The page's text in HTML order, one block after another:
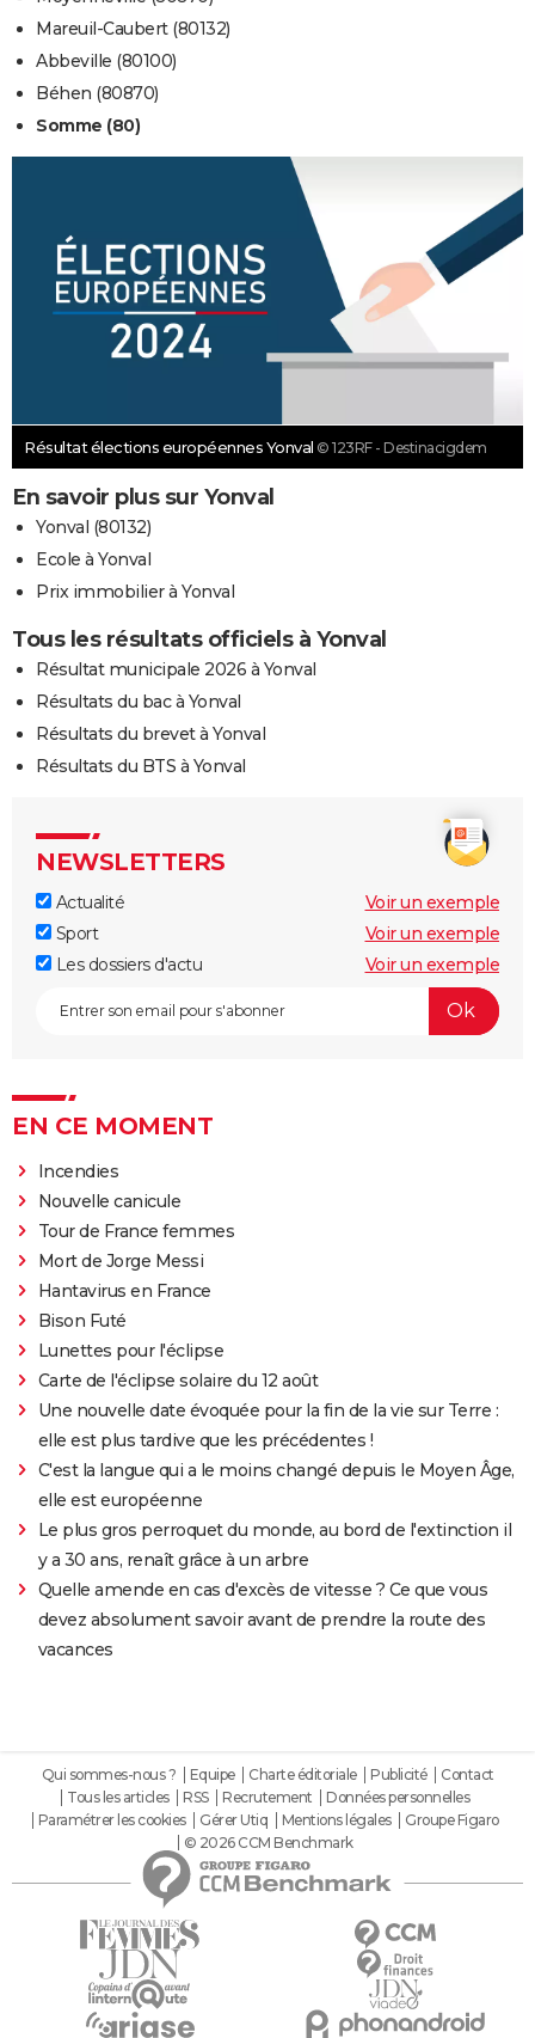
Mareuil-Caubert (80132)
Abbeville (80100)
Béhen (80870)
Somme (80)
Résultat élections européennes Yonval © 123RF - Destinacigdem
En savoir plus sur Yonval
Yonval (80132)
Ecole à Yonval
Prix immobilier à Yonval
Tous les résultats officiels à Yonval
Résultat municipale 2026 à Yonval
Résultats du bac à Yonval
Résultats du brevet à Yonval
Résultats du BTS à Yonval
NEWSLETTERS
Actualité
Voir un exemple
Sport
Voir un exemple
Les dossiers d'actu
Voir un exemple
EN CE MOMENT
Incendies
Nouvelle canicule
Tour de France femmes
Mort de Jorge Messi
Hantavirus en France
Bison Futé
Lunettes pour l'éclipse
Carte de l'éclipse solaire du 12 août
Une nouvelle date évoquée pour la fin de la vie sur Terre :
elle est plus tardive que les précédentes !
C'est la langue qui a le moins changé depuis le Moyen Âge,
elle est européenne
Le plus gros perroquet du monde, au bord de l'extinction il
y a 30 ans, renaît grâce à un arbre
Quelle amende en cas d'excès de vitesse ? Ce que vous
devez absolument savoir avant de prendre la route des
vacances
Qui sommes-nous ? Equipe Charte éditoriale Publicité
Contact
Tous les articles
RSS Recrutement
Données personnelles
Paramétrer les cookies
Gérer Utiq Mentions légales
Groupe Figaro
© 2026 CCM Benchmark